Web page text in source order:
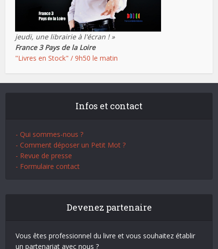
jeudi, une librairie à l'écran ! »
France 3 Pays de la Loire
"Livres en Stock" / 9h50 le matin
Infos et contact
- Qui sommes-nous ?
- Comment déposer un Petit Mot ?
- Revue de presse
- Formulaire contact
Devenez partenaire
Vous êtes professionnel du livre et vous souhaitez établir
un partenariat avec nous ?